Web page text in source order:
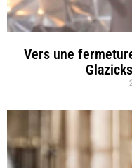
Vers une